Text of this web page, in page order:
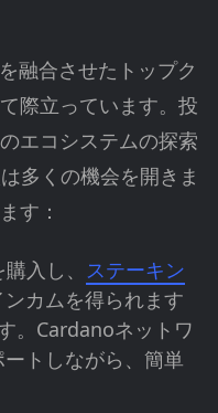
融合させたトップク
際立っています。投
エコシステムの探索
多くの機会を開きま
す：
入し、 ステーキン
カムを得られます
。Cardanoネットワ
トしながら、簡単